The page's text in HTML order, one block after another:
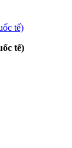
tế)